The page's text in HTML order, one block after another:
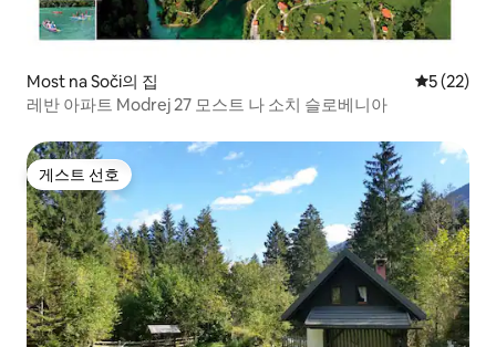
Most na Soči의 집 평점 5점
5 (22)
레반 아파트 Modrej 27 모스트 나 소치 슬로베니아
게스트 선호
게스트 선호